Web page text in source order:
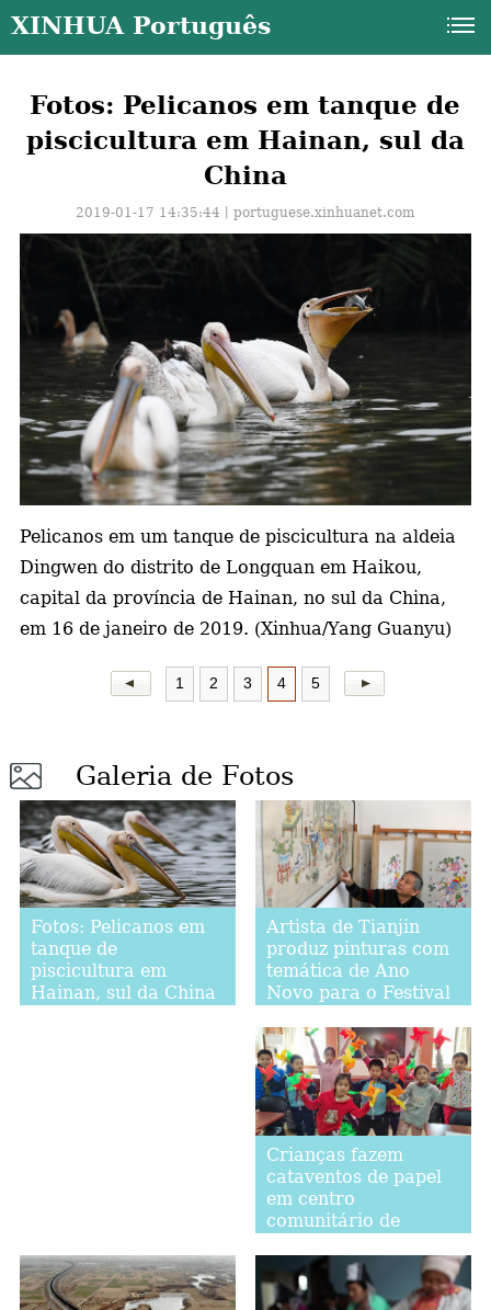
XINHUA Português
Fotos: Pelicanos em tanque de
piscicultura em Hainan, sul da
China
2019-01-17 14:35:44丨portuguese.xinhuanet.com
Pelicanos em um tanque de piscicultura na aldeia
Dingwen do distrito de Longquan em Haikou,
capital da província de Hainan, no sul da China,
em 16 de janeiro de 2019. (Xinhua/Yang Guanyu)
1 2 3 4 5
Galeria de Fotos
Fotos: Pelicanos em
tanque de
piscicultura em
Hainan, sul da China
Artista de Tianjin
produz pinturas com
temática de Ano
Novo para o Festival
Crianças fazem
cataventos de papel
em centro
comunitário de
comemorar o Festival
da Primavera